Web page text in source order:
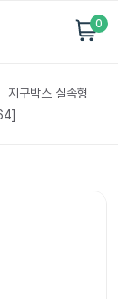
0
지구박스 실속형